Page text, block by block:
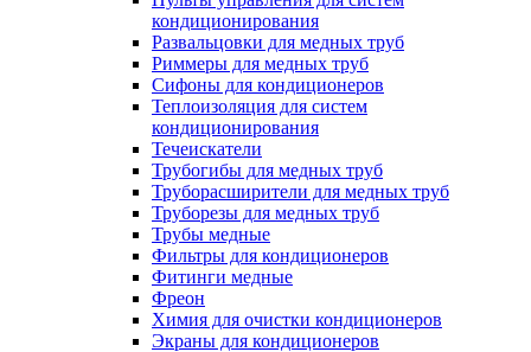
кондиционирования
Развальцовки для медных труб
Риммеры для медных труб
Сифоны для кондиционеров
Теплоизоляция для систем
кондиционирования
Течеискатели
Трубогибы для медных труб
Труборасширители для медных труб
Труборезы для медных труб
Трубы медные
Фильтры для кондиционеров
Фитинги медные
Фреон
Химия для очистки кондиционеров
Экраны для кондиционеров